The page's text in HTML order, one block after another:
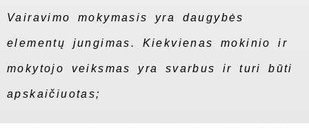
Vairavimo mokymasis yra daugybės
elementų jungimas. Kiekvienas mokinio ir
mokytojo veiksmas yra svarbus ir turi būti
apskaičiuotas;